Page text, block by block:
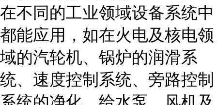
在不同的工业领域设备系统中
都能应用，如在火电及核电领
域的汽轮机、锅炉的润滑系
统、速度控制系统、旁路控制